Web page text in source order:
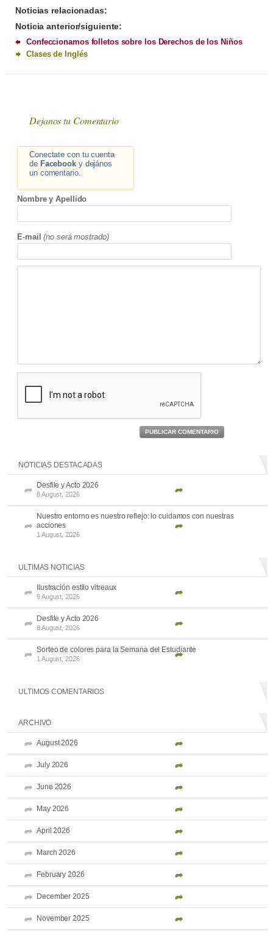
Noticias relacionadas:
Noticia anterior/siguiente:
Confeccionamos folletos sobre los Derechos de los Niños
Clases de Inglés
Dejanos tu Comentario
Conectate con tu cuenta
de Facebooky dejános
un comentario.
Nombre y Apellido
E-mail (no será mostrado)
PUBLICAR COMENTARIO
NOTICIAS DESTACADAS
Desfile y Acto 2026
8 August, 2026
Nuestro entorno es nuestro reflejo: lo cuidamos con nuestras
acciones
1 August, 2026
ULTIMAS NOTICIAS
Ilustración estilo vitreaux
9 August, 2026
Desfile y Acto 2026
8 August, 2026
Sorteo de colores para la Semana del Estudiante
1 August, 2026
ULTIMOS COMENTARIOS
ARCHIVO
August 2026
July 2026
June 2026
May 2026
April 2026
March 2026
February 2026
December 2025
November 2025